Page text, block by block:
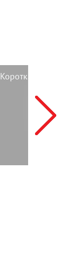
Короткая стрижка